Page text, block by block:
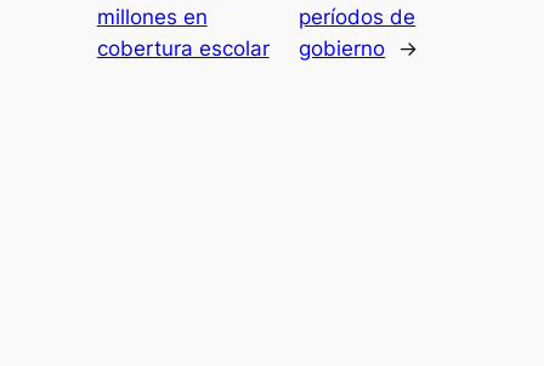
millones en
cobertura escolar
períodos de
gobierno
→